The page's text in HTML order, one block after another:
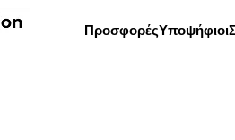
ΠροσφορέςΥποψήφιοι